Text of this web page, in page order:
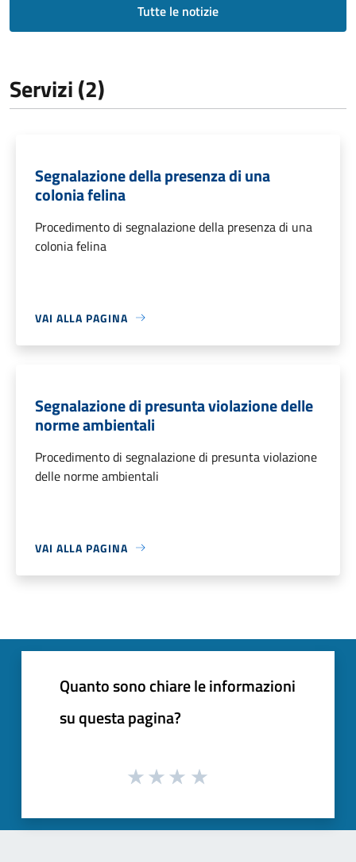
Tutte le notizie
Servizi (2)
Segnalazione della presenza di una
colonia felina
Procedimento di segnalazione della presenza di una
colonia felina
VAI ALLA PAGINA
Segnalazione di presunta violazione delle
norme ambientali
Procedimento di segnalazione di presunta violazione
delle norme ambientali
VAI ALLA PAGINA
Quanto sono chiare le informazioni
su questa pagina?